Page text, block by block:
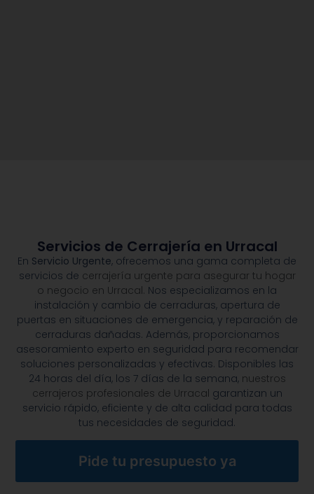
Servicios de Cerrajería en Urracal
En Servicio Urgente, ofrecemos una gama completa de
servicios de cerrajería urgente para asegurar tu hogar
o negocio en Urracal. Nos especializamos en la
instalación y cambio de cerraduras, apertura de
puertas en situaciones de emergencia, y reparación de
cerraduras dañadas. Además, proporcionamos
asesoramiento experto en seguridad para recomendar
soluciones personalizadas y efectivas. Disponibles las
24 horas del día, los 7 días de la semana, nuestros
cerrajeros profesionales de Urracal garantizan un
servicio rápido, eficiente y de alta calidad para todas
tus necesidades de seguridad.
Pide tu presupuesto ya